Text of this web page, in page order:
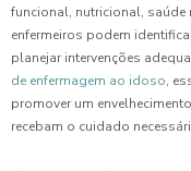
funcional, nutricional, saúde
enfermeiros podem
planejar intervenções
de enfermagem ao idoso,
promover um
recebam o cuidado